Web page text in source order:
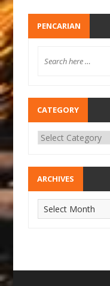
PENCARIAN
CATEGORY
ARCHIVES